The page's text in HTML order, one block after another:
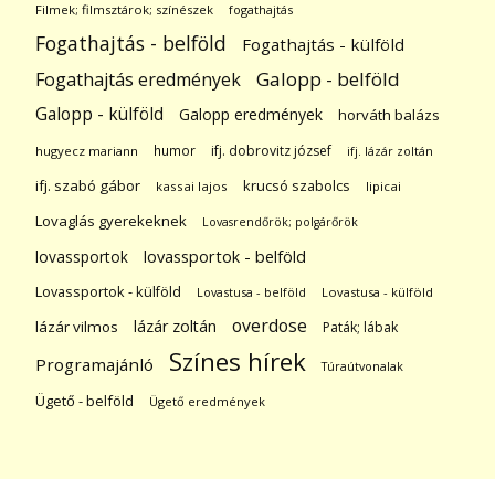
Filmek; filmsztárok; színészek fogathajtás
Fogathajtás - belföld Fogathajtás - külföld
Fogathajtás eredmények Galopp - belföld
Galopp - külföld Galopp eredmények horváth balázs
hugyecz mariann humor ifj. dobrovitz józsef ifj. lázár zoltán
ifj. szabó gábor kassai lajos krucsó szabolcs lipicai
Lovaglás gyerekeknek Lovasrendőrök; polgárőrök
lovassportok lovassportok - belföld
Lovassportok - külföld Lovastusa - belföld Lovastusa - külföld
lázár vilmos lázár zoltán overdose Paták; lábak
Programajánló Színes hírek Túraútvonalak
Ügető - belföld Ügető eredmények